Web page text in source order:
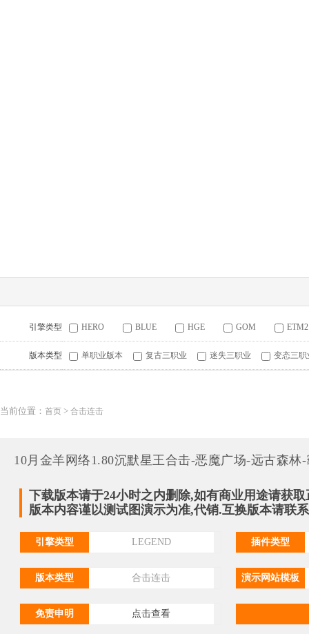
引擎类型 HERO BLUE HGE GOM ETM2
版本类型 单职业版本 复古三职业 迷失三职业 变态三职
当前位置： 首页 > 合击连击
10月金羊网络1.80沉默星王合击-恶魔广场-远古森
下载版本请于24小时之内删除,如有商业用途请获
版本内容谨以测试图演示为准,代销.互换版本请联
引擎类型 LEGEND 插件类型
版本类型 合击连击 演示网站模板
免责申明 点击查看